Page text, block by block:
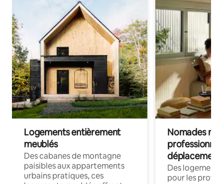
Logements entièrement
meublés
Des cabanes de montagne
paisibles aux appartements
urbains pratiques, ces
Nomades
déplacement
Des
pour les